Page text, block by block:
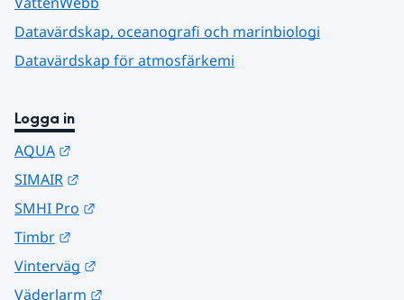
Datavärdskap, oceanografi och marinbiologi
Datavärdskap för atmosfärkemi
Logga in
AQUA
SIMAIR
SMHI Pro
Timbr
Vinterväg
Väderlarm